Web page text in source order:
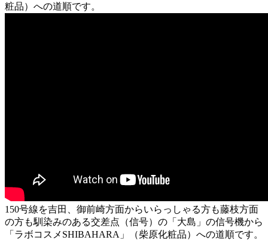
粧品）への道順です。
150号線を吉田、御前崎方面からいらっしゃる方も藤枝方面
の方も馴染みのある交差点（信号）の「大島」の信号機から
「ラボコスメSHIBAHARA」（柴原化粧品）への道順です。